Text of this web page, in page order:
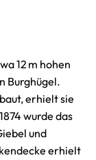
12 m hohen
Burghügel.
erhielt sie
wurde das
und
erhielt